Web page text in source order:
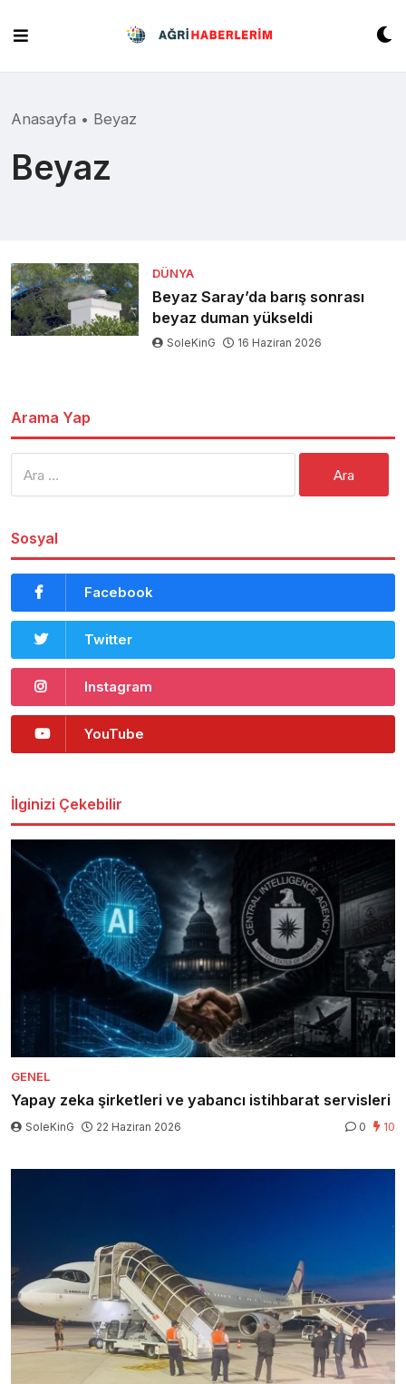
content
Anasayfa • Beyaz
Beyaz
DÜNYA
Beyaz Saray’da barış sonrası
beyaz duman yükseldi
SoleKinG 16 Haziran 2026
Arama Yap
Sosyal
Facebook
Twitter
Instagram
YouTube
İlginizi Çekebilir
GENEL
Yapay zeka şirketleri ve yabancı istihbarat servisleri
SoleKinG 22 Haziran 2026 0 10